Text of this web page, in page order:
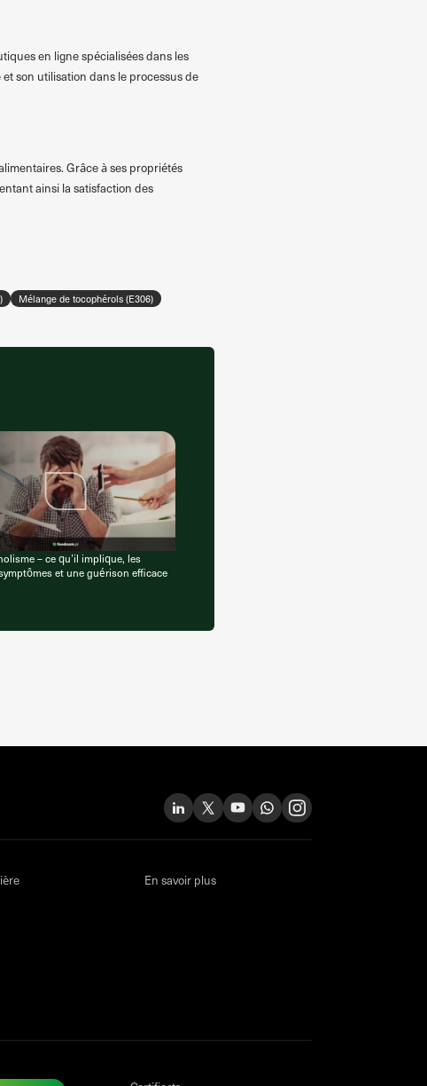
en ligne spécialisées dans les
son utilisation dans le processus de
Grâce à ses propriétés
ainsi la satisfaction des
Mélange de tocophérols (E306)
– ce qu’il implique, les
et une guérison efficace
En savoir plus